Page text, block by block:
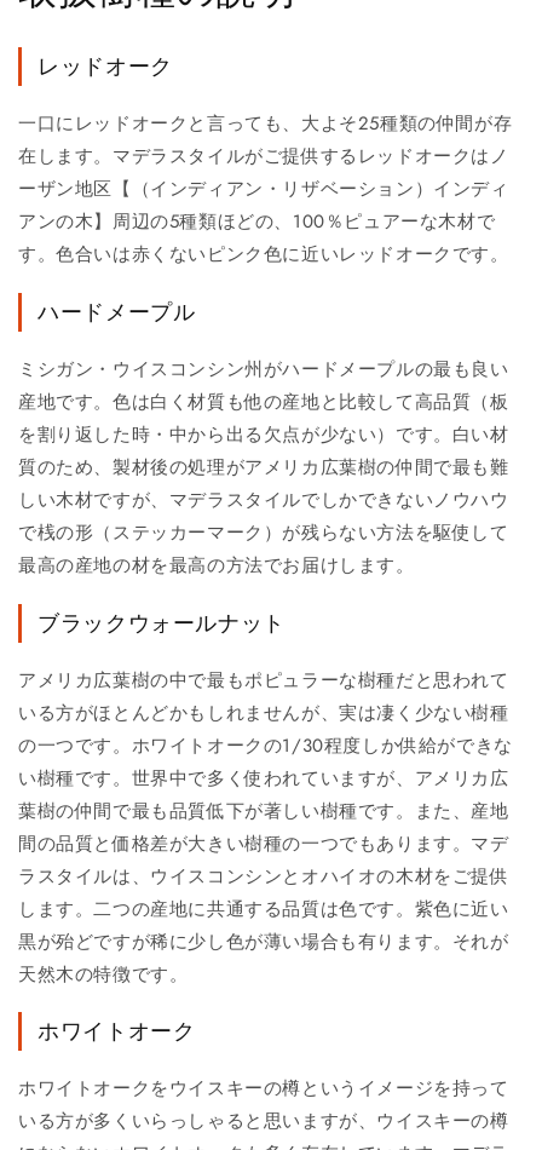
レッドオーク
一口にレッドオークと言っても、大よそ25種類の仲間が存
在します。マデラスタイルがご提供するレッドオークはノ
ーザン地区【（インディアン・リザベーション）インディ
アンの木】周辺の5種類ほどの、100％ピュアーな木材で
す。色合いは赤くないピンク色に近いレッドオークです。
ハードメープル
ミシガン・ウイスコンシン州がハードメープルの最も良い
産地です。色は白く材質も他の産地と比較して高品質（板
を割り返した時・中から出る欠点が少ない）です。白い材
質のため、製材後の処理がアメリカ広葉樹の仲間で最も難
しい木材ですが、マデラスタイルでしかできないノウハウ
で桟の形（ステッカーマーク）が残らない方法を駆使して
最高の産地の材を最高の方法でお届けします。
ブラックウォールナット
アメリカ広葉樹の中で最もポピュラーな樹種だと思われて
いる方がほとんどかもしれませんが、実は凄く少ない樹種
の一つです。ホワイトオークの1/30程度しか供給ができな
い樹種です。世界中で多く使われていますが、アメリカ広
葉樹の仲間で最も品質低下が著しい樹種です。また、産地
間の品質と価格差が大きい樹種の一つでもあります。マデ
ラスタイルは、ウイスコンシンとオハイオの木材をご提供
します。二つの産地に共通する品質は色です。紫色に近い
黒が殆どですが稀に少し色が薄い場合も有ります。それが
天然木の特徴です。
ホワイトオーク
ホワイトオークをウイスキーの樽というイメージを持って
いる方が多くいらっしゃると思いますが、ウイスキーの樽